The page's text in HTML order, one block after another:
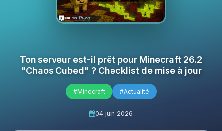
Ton serveur est-il prêt pour Minecraft 26.2
"Chaos Cubed" ? Checklist de mise à jour
#Minecraft #Actualité
04 juin 2026